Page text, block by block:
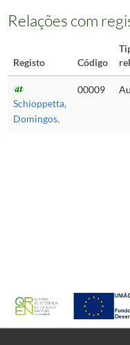
Relações com
Registo Código
Schioppetta,
Domingos.
00009